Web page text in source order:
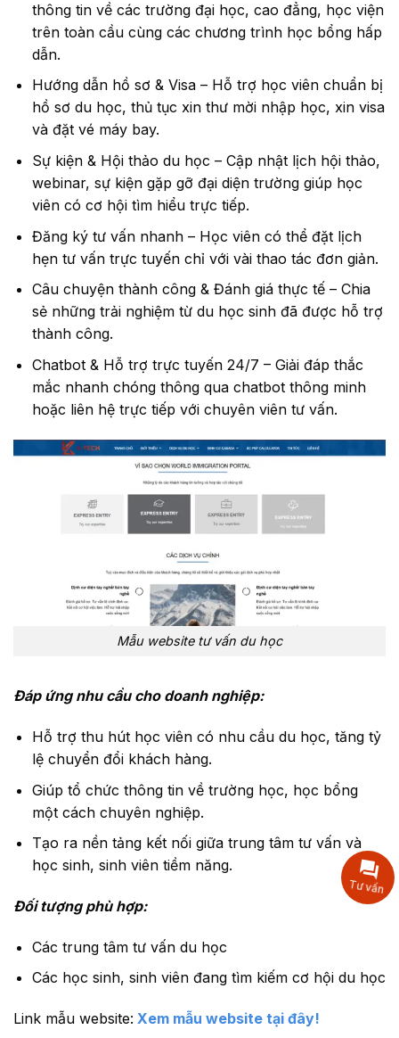
thông tin về các trường đại học, cao đẳng, học viện
trên toàn cầu cùng các chương trình học bổng hấp
dẫn.
Hướng dẫn hồ sơ & Visa – Hỗ trợ học viên chuẩn bị
hồ sơ du học, thủ tục xin thư mời nhập học, xin visa
và đặt vé máy bay.
Sự kiện & Hội thảo du học – Cập nhật lịch hội thảo,
webinar, sự kiện gặp gỡ đại diện trường giúp học
viên có cơ hội tìm hiểu trực tiếp.
Đăng ký tư vấn nhanh – Học viên có thể đặt lịch
hẹn tư vấn trực tuyến chỉ với vài thao tác đơn giản.
Câu chuyện thành công & Đánh giá thực tế – Chia
sẻ những trải nghiệm từ du học sinh đã được hỗ trợ
thành công.
Chatbot & Hỗ trợ trực tuyến 24/7 – Giải đáp thắc
mắc nhanh chóng thông qua chatbot thông minh
hoặc liên hệ trực tiếp với chuyên viên tư vấn.
Mẫu website tư vấn du học
Đáp ứng nhu cầu cho doanh nghiệp:
Hỗ trợ thu hút học viên có nhu cầu du học, tăng tỷ
lệ chuyển đổi khách hàng.
Giúp tổ chức thông tin về trường học, học bổng
một cách chuyên nghiệp.
Tạo ra nền tảng kết nối giữa trung tâm tư vấn và
học sinh, sinh viên tiềm năng.
Đối tượng phù hợp:
Các trung tâm tư vấn du học
Các học sinh, sinh viên đang tìm kiếm cơ hội du học
Link mẫu website: Xem mẫu website tại đây!
Tư vấn